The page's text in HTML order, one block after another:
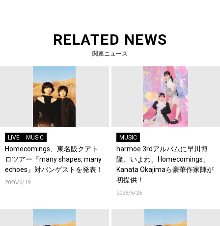
RELATED NEWS
関連ニュース
LIVE MUSIC
Homecomings、東名阪クアト
ロツアー『many shapes, many
echoes』対バンゲストを発表！
2026/6/19
MUSIC
harmoe 3rdアルバムに早川博
隆、いよわ、Homecomings、
Kanata Okajimaら豪華作家陣が
初提供！
2026/5/25